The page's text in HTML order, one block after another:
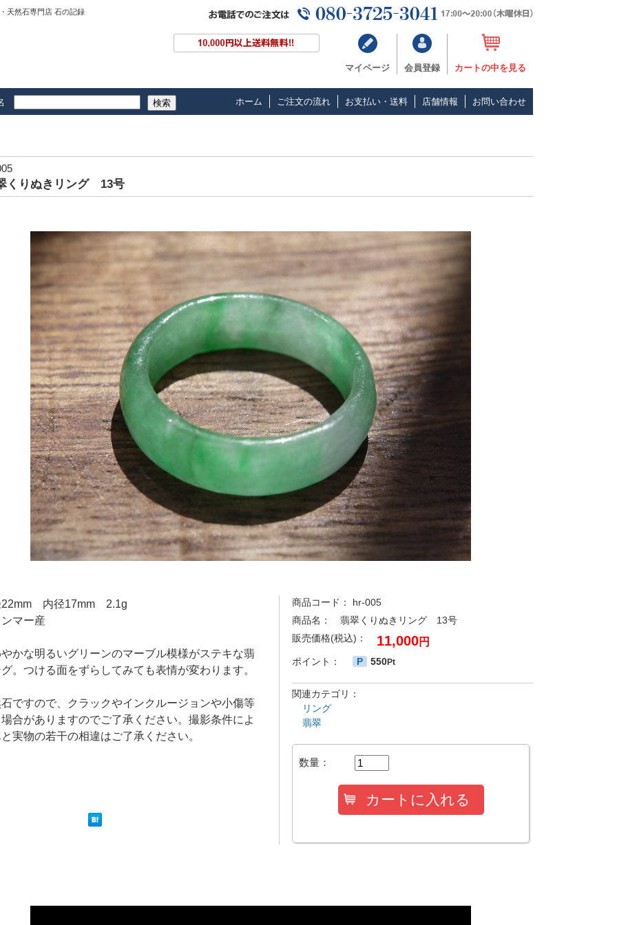
天然石専門店 石の記録
マイページ 会員登録 カートの中を見る
検索 ホーム ご注文の流れ お支払い・送料 店舗情報 お問い合わせ
くりぬきリング 13号
商品コード：
hr-005
商品名：
翡翠くりぬきリング 13号
販売価格(税込)：
11,000円
ポイント： P 550Pt
関連カテゴリ：
リング
翡翠
数量：
内径17mm 2.1g
マー産
かな明るいグリーンのマーブル模様がステキな翡
。つける面をずらしてみても表情が変わります。
ですので、クラックやインクルージョンや小傷等
合がありますのでご了承ください。撮影条件によ
実物の若干の相違はご了承ください。